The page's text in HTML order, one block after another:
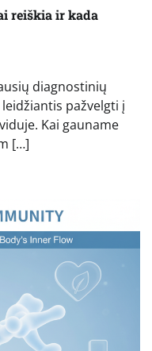
reiškia ir kada
diagnostinių
pažvelgti į
Kai gauname
[…]